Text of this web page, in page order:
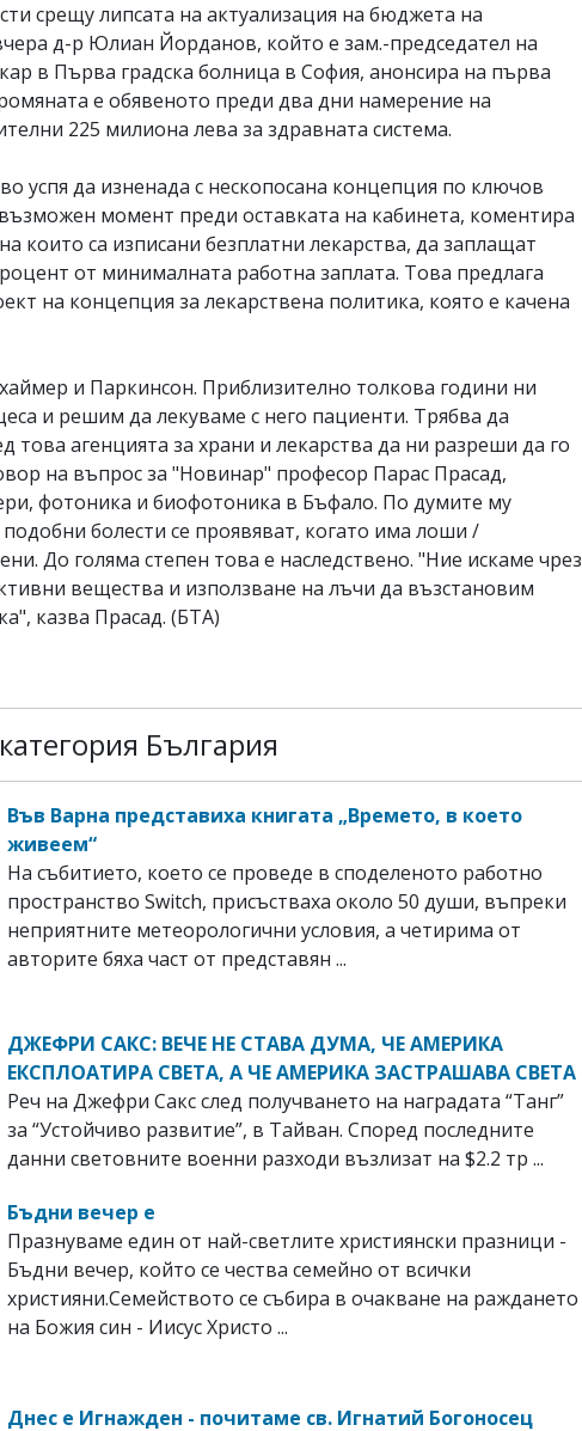
срещу липсата на актуализация на бюджета на
д-р Юлиан Йорданов, който е зам.-председател на
в Първа градска болница в София, анонсира на първа
е обявеното преди два дни намерение на
225 милиона лева за здравната система.
успя да изненада с нескопосана концепция по ключов
момент преди оставката на кабинета, коментира
които са изписани безплатни лекарства, да заплащат
от минималната работна заплата. Това предлага
на концепция за лекарствена политика, която е качена
и Паркинсон. Приблизително толкова години ни
и решим да лекуваме с него пациенти. Трябва да
това агенцията за храни и лекарства да ни разреши да го
на въпрос за "Новинар" професор Парас Прасад,
фотоника и биофотоника в Бъфало. По думите му
болести се проявяват, когато има лоши /
До голяма степен това е наследствено. "Ние искаме чрез
вещества и използване на лъчи да възстановим
казва Прасад. (БТА)
България
Във Варна представиха книгата „Времето, в което
живеем“
На събитието, което се проведе в споделеното работно
пространство Switch, присъстваха около 50 души, въпреки
неприятните метеорологични условия, а четирима от
авторите бяха част от представян ...
ДЖЕФРИ САКС: ВЕЧЕ НЕ СТАВА ДУМА, ЧЕ АМЕРИКА
ЕКСПЛОАТИРА СВЕТА, А ЧЕ АМЕРИКА ЗАСТРАШАВА СВЕТА
Реч на Джефри Сакс след получването на наградата “Танг”
за “Устойчиво развитие”, в Тайван. Според последните
данни световните военни разходи възлизат на $2.2 тр ...
Бъдни вечер е
Празнуваме един от най-светлите християнски празници -
Бъдни вечер, който се чества семейно от всички
християни.Семейството се събира в очакване на раждането
на Божия син - Иисус Христо ...
Днес е Игнажден - почитаме св. Игнатий Богоносец